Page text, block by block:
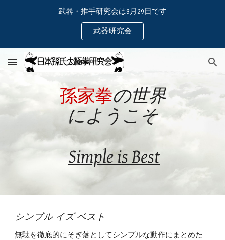
武器・推手研究会は8月29日です
武器研究会
孫家拳の世界
にようこそ
Simple is Best
シンプル イズ ベスト
無駄を徹底的にそぎ落としてシンプルな動作にまとめた